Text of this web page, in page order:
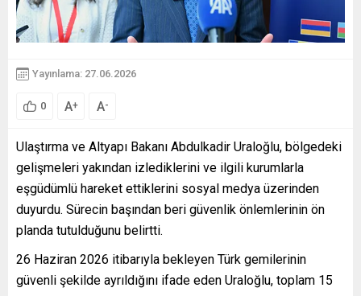
Yayınlama: 27.06.2026
0 A+ A-
Ulaştırma ve Altyapı Bakanı Abdulkadir Uraloğlu, bölgedeki
gelişmeleri yakından izlediklerini ve ilgili kurumlarla
eşgüdümlü hareket ettiklerini sosyal medya üzerinden
duyurdu. Sürecin başından beri güvenlik önlemlerinin ön
planda tutulduğunu belirtti.
26 Haziran 2026 itibarıyla bekleyen Türk gemilerinin
güvenli şekilde ayrıldığını ifade eden Uraloğlu, toplam 15